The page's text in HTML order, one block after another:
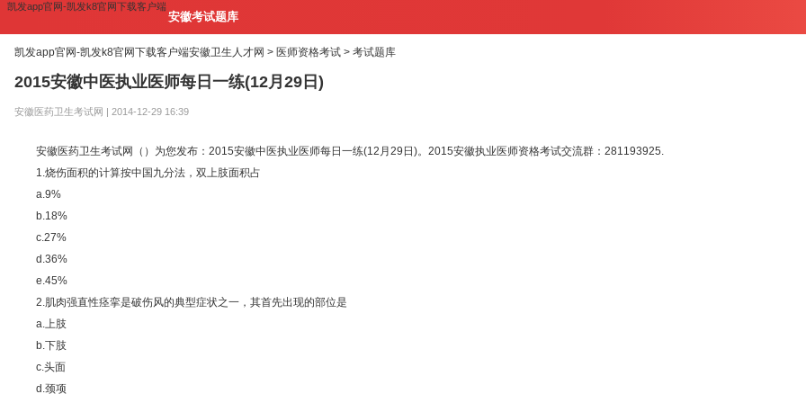
凯发app官网-凯发k8官网下载客户端
安徽考试题库
凯发app官网-凯发k8官网下载客户端安徽卫生人才网 > 医师资格考试 > 考试题库
2015安徽中医执业医师每日一练(12月29日)
安徽医药卫生考试网 | 2014-12-29 16:39
安徽医药卫生考试网（）为您发布：2015安徽中医执业医师每日一练(12月29日)。2015安徽执业医师资格考试交流群：281193925.
1.烧伤面积的计算按中国九分法，双上肢面积占
a.9%
b.18%
c.27%
d.36%
e.45%
2.肌肉强直性痉挛是破伤风的典型症状之一，其首先出现的部位是
a.上肢
b.下肢
c.头面
d.颈项